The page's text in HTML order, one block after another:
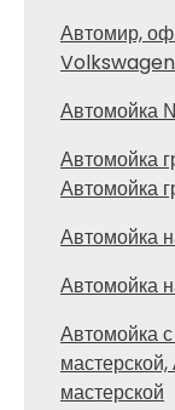
Автомир,
Volkswagen
Автомойка
Автомойка
Автомойка
Автомойка
Автомойка
Автомойка
мастерской